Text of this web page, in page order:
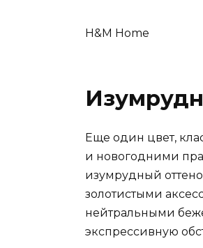
H&M Home
Еще один цвет,
и новогодними
изумрудный
золотистыми
нейтральными
экспрессивную